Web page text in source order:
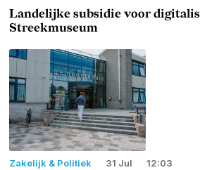
Landelijke subsidie voor
Streekmuseum
Zakelijk & Politiek 31 Jul 12:03